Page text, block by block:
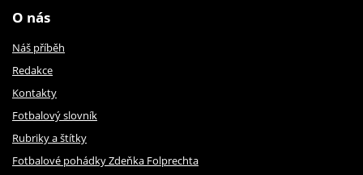
O nás
Náš příběh
Redakce
Kontakty
Fotbalový slovník
Rubriky a štítky
Fotbalové pohádky Zdeňka Folprechta